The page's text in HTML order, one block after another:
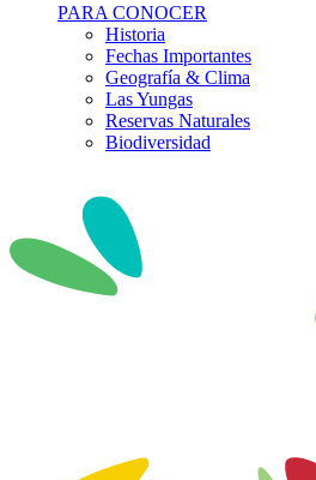
PARA CONOCER
Historia
Fechas Importantes
Geografía & Clima
Las Yungas
Reservas Naturales
Biodiversidad